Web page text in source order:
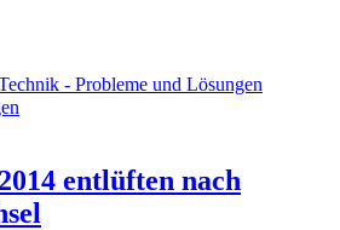
- Probleme und Lösungen
entlüften nach